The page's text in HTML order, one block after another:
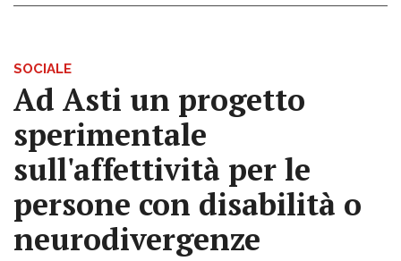
SOCIALE
Ad Asti un progetto
sperimentale
sull'affettività per le
persone con disabilità o
neurodivergenze